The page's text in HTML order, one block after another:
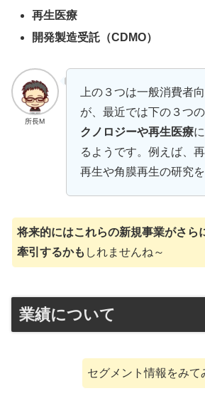
再生医療
開発製造受託（CDMO）
所長M
上の３つは一般消費者
が、最近では下の３つ
クノロジーや再生医療
るようです。例えば、
再生や角膜再生の研究を
将来的にはこれらの新規事業がさら
牽引するかも しれませんね～
業績について
セグメント情報をみて